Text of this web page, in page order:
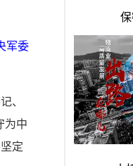
军委
、
为中
定